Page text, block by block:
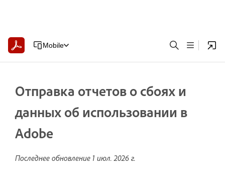
Mobile
Отправка отчетов о сбоях и
данных об использовании в
Adobe
Последнее обновление 1 июл. 2026 г.